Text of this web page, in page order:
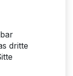
dritte